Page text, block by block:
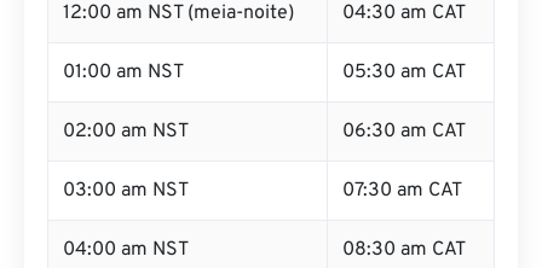
12:00 am NST (meia-noite) 04:30 am CAT
01:00 am NST 05:30 am CAT
02:00 am NST 06:30 am CAT
03:00 am NST 07:30 am CAT
04:00 am NST 08:30 am CAT